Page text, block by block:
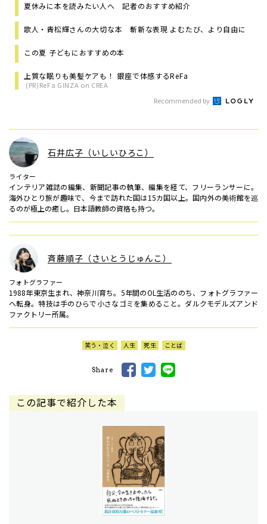
夏休みに本を読みたい人へ 記者のおすすめ紹介
歌人・青松輝さんの大切な本 斬新な表現 よむたび、より自由に
この夏 子どもにおすすめの本
上質な眠りも美髪ケアも！ 銀座で体感するReFa
(PR)ReFa GINZA on CREA
Recommended by
石井広子（いしいひろこ）
ライター
インテリア雑誌の編集、新聞記事の執筆、編集を経て、フリーランサーに。
海外ひとり旅が趣味で、今まで訪れた国は15カ国以上。国内外の美術館を巡
るのが極上の癒し。日本語教師の資格も持つ。
斉藤順子（さいとうじゅんこ）
フォトグラファー
1988年東京生まれ、神奈川育ち。5年間のOL生活ののち、フォトグラファー
へ転身。特技は手のひらで小さなゴミを集めること。ダルクモデルズアンド
ファクトリー所属。
笑う・泣く 人生 死生 ことば
Share
この記事で紹介した本